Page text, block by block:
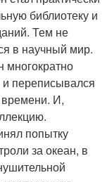
библиотеку и
Тем не
в научный мир.
многократно
переписывался
И,
попытку
за океан, в